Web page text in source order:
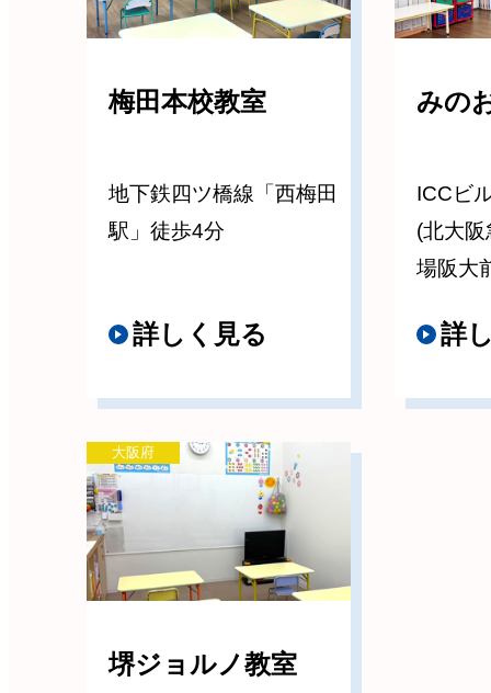
梅田本校教室
地下鉄四ツ橋線「西梅田
駅」徒歩4分
詳しく見る
みの
ICCビ
(北大
場阪大
詳
堺ジョルノ教室
大阪府